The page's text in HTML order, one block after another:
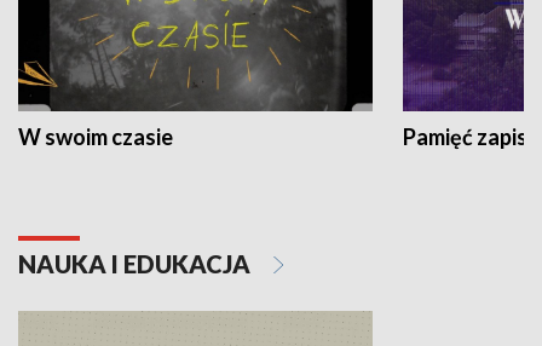
W swoim czasie Pamięć
NAUKA I EDUKACJA